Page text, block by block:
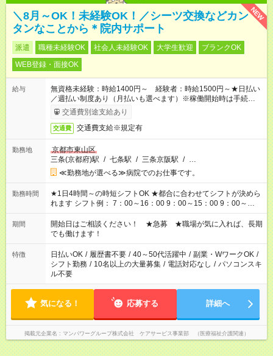
NEW
＼8月～OK！未経験OK！／シーツ交換などカン
タンなことから＊院内サポート
派遣 職種未経験OK 社会人未経験OK 大学生歓迎
ブランクOK
WEB登録・面接OK
給与
無資格未経験：時給1400円～ 経験者：時給1500円～★日払い
／週払い制度あり（月払いも選べます）※稼働開始時は手続き完
了次第のお支払いとなります。
交通費別途支給あり
交通費 交通費支給※規定有
勤務地
京都市東山区
三条(京都府)駅 / 七条駅 / 三条京阪駅 / …
≪勤務地が選べる≫病院でのお仕事です。
勤務時間
★1日4時間～の時短シフトOK ★都合に合わせてシフトが決めら
れます シフト例： 7：00～16：00 9：00～15：00 9：00～
18：00 11：00～20：00 など ※Wワークの場合、他のお仕事と
合わせ週40時間超の就業はご案内できません ※法令に基づき、
週20時間以上勤務は社会保険への加入対象となります ※労働者
派遣法（日雇い派遣の原則禁止）により、短時間・短期間の就
業はご案内が難しい場合があります
期間
開始日はご相談ください！ ★急募 ★職場が気に入れば、長期
でも働けます！
特徴 日払いOK / 履歴書不要 / 40～50代活躍中 / 副業・WワークOK /
シフト勤務 / 10名以上の大量募集 / 電話対応なし / パソコンスキ
ル不要
気になる！ 応募する 詳細へ
掲載元企業名 マンパワーグループ株式会社 ケアサービス事業部 （医療福祉介護関連）